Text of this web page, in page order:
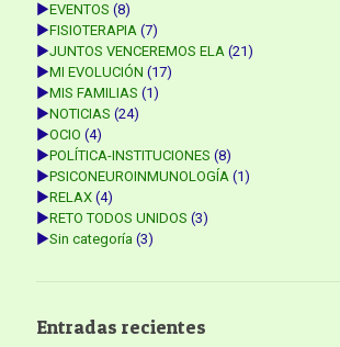
►EVENTOS (8)
►FISIOTERAPIA (7)
►JUNTOS VENCEREMOS ELA (21)
►MI EVOLUCIÓN (17)
►MIS FAMILIAS (1)
►NOTICIAS (24)
►OCIO (4)
►POLÍTICA-INSTITUCIONES (8)
►PSICONEUROINMUNOLOGÍA (1)
►RELAX (4)
►RETO TODOS UNIDOS (3)
►Sin categoría (3)
Entradas recientes